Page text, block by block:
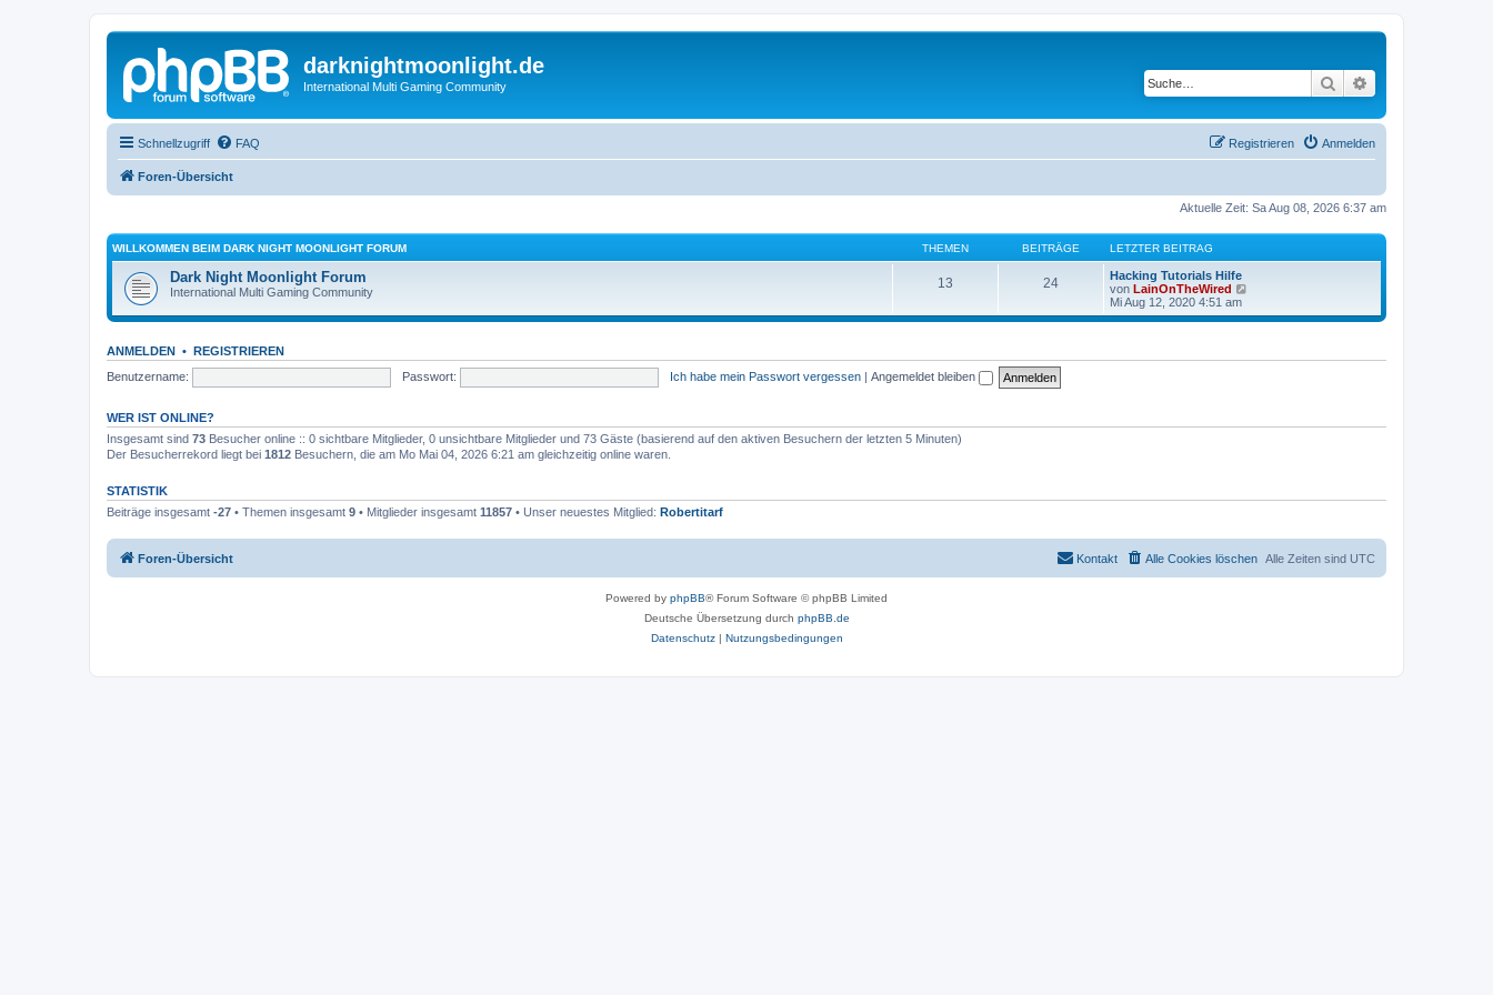
darknightmoonlight.de
International Multi Gaming Community Suche
Schnellzugriff FAQ Anmelden
Registrieren
Foren-Übersicht
Aktuelle Zeit: Sa Aug 08, 2026 6:37 am
WILLKOMMEN BEIM DARK NIGHT MOONLIGHT FORUM THEMEN BEITRÄGE LETZTER BEITRAG
Dark Night Moonlight Forum
International Multi Gaming Community
13 24
Hacking Tutorials Hilfe
von LainOnTheWired
u
Mi Aug 12, 2020 4:51 am
ANMELDEN • REGISTRIEREN
Benutzername:
Passwort: Ich habe mein Passwort vergessen | Angemeldet bleiben
WER IST ONLINE?
Insgesamt sind 73 Besucher online :: 0 sichtbare Mitglieder, 0 unsichtbare Mitglieder und 73 Gäste (basierend auf den aktiven Besuchern der letzten 5 Minuten)
Der Besucherrekord liegt bei 1812 Besuchern, die am Mo Mai 04, 2026 6:21 am gleichzeitig online waren.
STATISTIK
Beiträge insgesamt -27 • Themen insgesamt 9 • Mitglieder insgesamt 11857 • Unser neuestes Mitglied: Robertitarf
Foren-Übersicht Alle Zeiten sind UTC
Alle Cookies löschen
Kontakt
Powered by phpBB® Forum Software © phpBB Limited
Deutsche Übersetzung durch phpBB.de
Datenschutz| Nutzungsbedingungen